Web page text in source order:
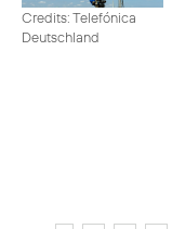
Credits: Telefónica
Deutschland